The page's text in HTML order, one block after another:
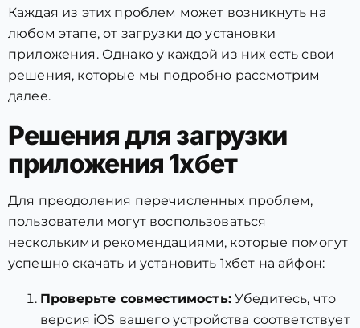
Каждая из этих проблем может возникнуть на
любом этапе, от загрузки до установки
приложения. Однако у каждой из них есть свои
решения, которые мы подробно рассмотрим
далее.
Решения для загрузки
приложения 1хбет
Для преодоления перечисленных проблем,
пользователи могут воспользоваться
несколькими рекомендациями, которые помогут
успешно скачать и установить 1хбет на айфон:
Проверьте совместимость:Убедитесь, что
версия iOS вашего устройства соответствует